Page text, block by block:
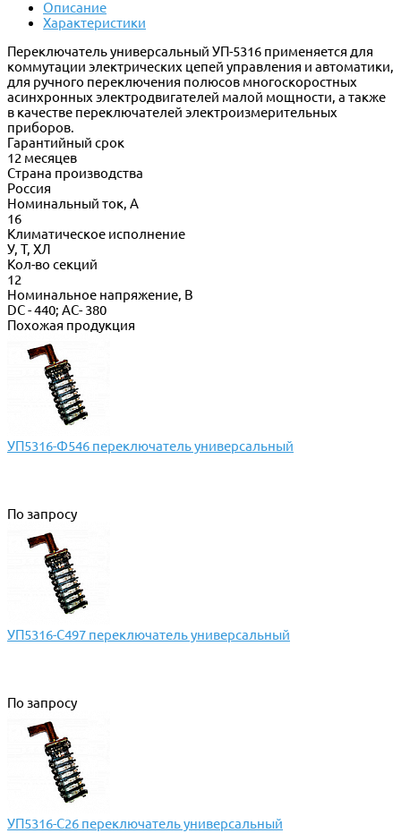
Описание
Характеристики
Переключатель универсальный УП-5316 применяется для
коммутации электрических цепей управления и автоматики,
для ручного переключения полюсов многоскоростных
асинхронных электродвигателей малой мощности, а также
в качестве переключателей электроизмерительных
приборов.
Гарантийный срок
12 месяцев
Страна производства
Россия
Номинальный ток, А
16
Климатическое исполнение
У, Т, ХЛ
Кол-во секций
12
Номинальное напряжение, В
DC - 440; AC- 380
Похожая продукция
УП5316-Ф546 переключатель универсальный
По запросу
УП5316-С497 переключатель универсальный
По запросу
УП5316-С26 переключатель универсальный